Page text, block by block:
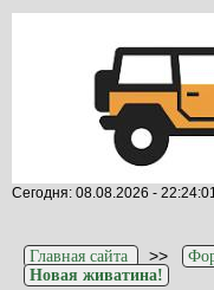
Сегодня: 08.08.2026 -
Главная сайта >>
Новая живатина!